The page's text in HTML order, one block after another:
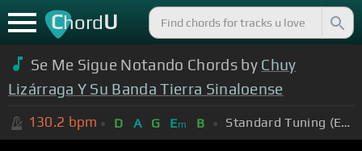
ChordU
Se Me Sigue Notando Chords by Chuy
Lizárraga Y Su Banda Tierra Sinaloense
130.2 bpm D A G Em B Standard Tuning (EADGBE)